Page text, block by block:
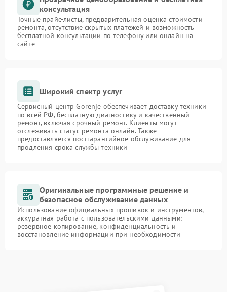
консультация
Точные прайс-листы, предварительная оценка стоимости
ремонта, отсутствие скрытых платежей и возможность
бесплатной консультации по телефону или онлайн на
сайте
Широкий спектр услуг
Сервисный центр Gorenje обеспечивает доставку техники
по всей РФ, бесплатную диагностику и качественный
ремонт, включая срочный ремонт. Клиенты могут
отслеживать статус ремонта онлайн. Также
предоставляется постгарантийное обслуживание для
продления срока службы техники
Оригинальные программные решение и
безопасное обслуживание данных
Использование официальных прошивок и инструментов,
аккуратная работа с пользовательскими данными:
резервное копирование, конфиденциальность и
восстановление информации при необходимости